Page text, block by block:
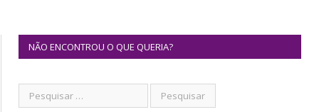
NÃO ENCONTROU O QUE QUERIA?